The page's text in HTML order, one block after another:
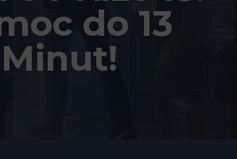
do 13
Minut!